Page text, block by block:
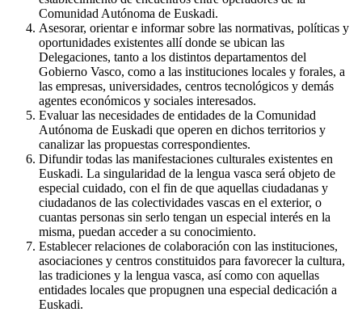
Comunidad Autónoma de Euskadi.
Asesorar, orientar e informar sobre las normativas, políticas y
oportunidades existentes allí donde se ubican las
Delegaciones, tanto a los distintos departamentos del
Gobierno Vasco, como a las instituciones locales y forales, a
las empresas, universidades, centros tecnológicos y demás
agentes económicos y sociales interesados.
Evaluar las necesidades de entidades de la Comunidad
Autónoma de Euskadi que operen en dichos territorios y
canalizar las propuestas correspondientes.
Difundir todas las manifestaciones culturales existentes en
Euskadi. La singularidad de la lengua vasca será objeto de
especial cuidado, con el fin de que aquellas ciudadanas y
ciudadanos de las colectividades vascas en el exterior, o
cuantas personas sin serlo tengan un especial interés en la
misma, puedan acceder a su conocimiento.
Establecer relaciones de colaboración con las instituciones,
asociaciones y centros constituidos para favorecer la cultura,
las tradiciones y la lengua vasca, así como con aquellas
entidades locales que propugnen una especial dedicación a
Euskadi.